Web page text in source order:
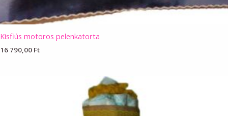
Kisfiús motoros pelenkatorta
16 790,00 Ft